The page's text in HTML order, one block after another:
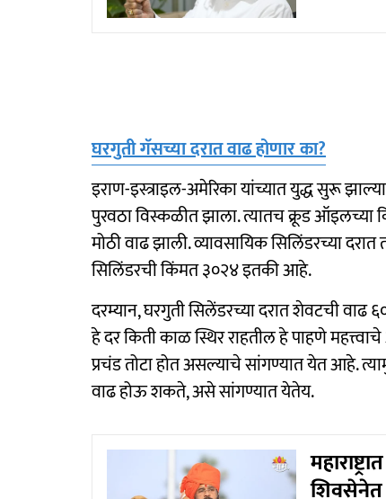
घरगुती गॅसच्या दरात वाढ होणार का?
इराण-इस्त्राइल-अमेरिका यांच्यात युद्ध सुरू
पुरवठा विस्कळीत झाला. त्यातच क्रूड ऑइलच्या
मोठी वाढ झाली. व्यावसायिक सिलिंडरच्या
सिलिंडरची किंमत ३०२४ इतकी आहे.
दरम्यान, घरगुती सिलेंडरच्या दरात शेवटची वाढ
हे दर किती काळ स्थिर राहतील हे पाहणे
प्रचंड तोटा होत असल्याचे सांगण्यात येत आहे.
वाढ होऊ शकते, असे सांगण्यात येतेय.
शिवसेनेत